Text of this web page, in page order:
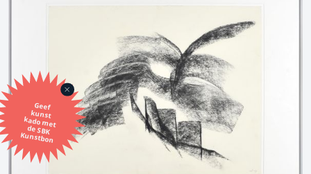
Geef
kunst
kado met
de SBK
Kunstbon